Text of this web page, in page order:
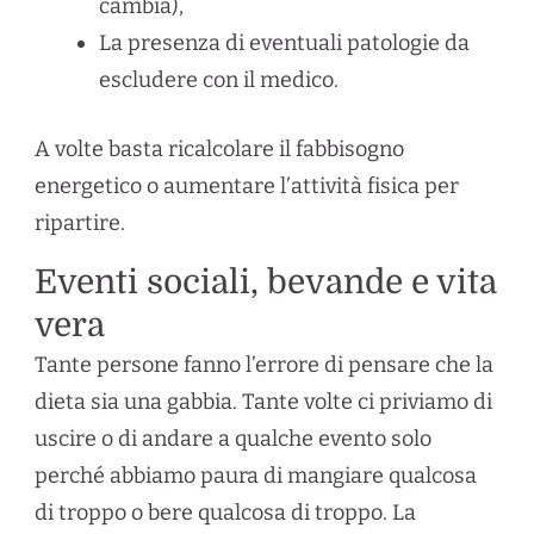
cambia),
La presenza di eventuali patologie da
escludere con il medico.
A volte basta ricalcolare il fabbisogno
energetico o aumentare l’attività fisica per
ripartire.
Eventi sociali, bevande e vita
vera
Tante persone fanno l’errore di pensare che la
dieta sia una gabbia. Tante volte ci priviamo di
uscire o di andare a qualche evento solo
perché abbiamo paura di mangiare qualcosa
di troppo o bere qualcosa di troppo. La